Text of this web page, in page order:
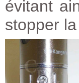
évitant
stopper